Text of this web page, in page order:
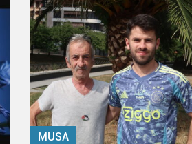
MUSA